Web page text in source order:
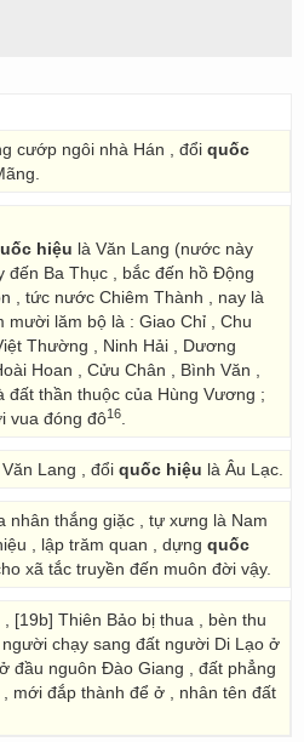
cướp ngôi nhà Hán , đổi quốc
hiệu là Văn Lang (nước này
đến Ba Thục , bắc đến hồ Động
, tức nước Chiêm Thành , nay là
mười lăm bộ là : Giao Chỉ , Chu
Thường , Ninh Hải , Dương
Hoan , Cửu Chân , Bình Văn ,
thần thuộc của Hùng Vương ;
vua đóng đô16
Lang , đổi quốc hiệu là Âu Lạc.
nhân thắng giặc , tự xưng là Nam
, lập trăm quan , dựng quốc
xã tắc truyền đến muôn đời vậy.
[19b] Thiên Bảo bị thua , bèn thu
chạy sang đất người Di Lạo ở
đầu nguôn Đào Giang , đất phẳng
mới đắp thành để ở , nhân tên đất